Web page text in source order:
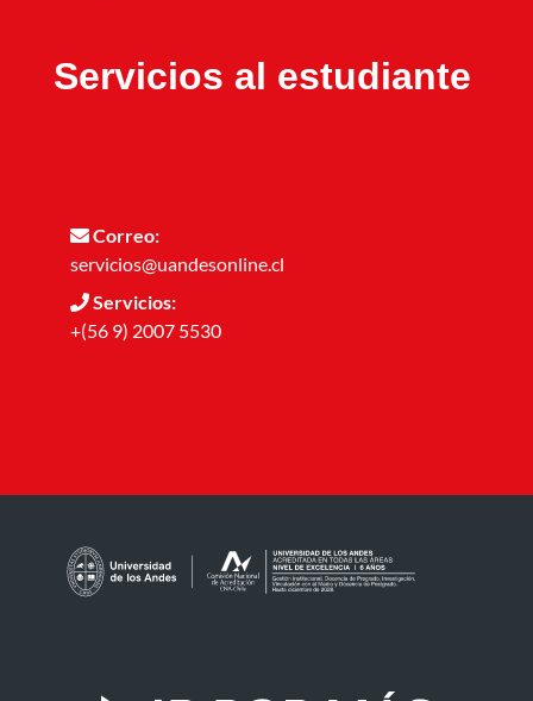
Servicios al estudiante
Correo:
servicios@uandesonline.cl
Servicios:
+(56 9) 2007 5530